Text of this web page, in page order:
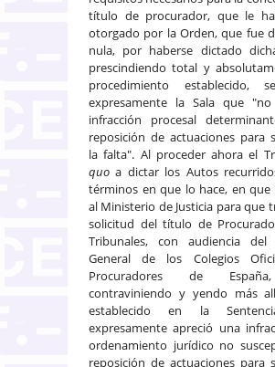
título de procurador, que le
otorgado por la Orden, que fue
nula, por haberse dictado
prescindiendo total y
procedimiento establecido,
expresamente la Sala que
infracción procesal
reposición de actuaciones para
la falta". Al proceder ahora el
quo a dictar los Autos
términos en que lo hace, en que
al Ministerio de Justicia para que
solicitud del título de
Tribunales, con audiencia del
General de los Colegios
Procuradores de
contraviniendo y yendo más
establecido en la
expresamente apreció una
ordenamiento jurídico no
reposición de actuaciones para